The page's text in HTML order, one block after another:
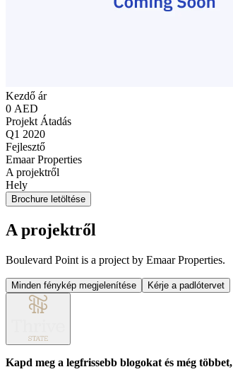
Kezdő ár
0 AED
Projekt Átadás
Q1 2020
Fejlesztő
Emaar Properties
A projektről
Hely
Brochure letöltése
A projektről
Boulevard Point is a project by Emaar Properties.
Minden fénykép megjelenítése Kérje a padlótervet
Kapd meg a legfrissebb blogokat és még többet,